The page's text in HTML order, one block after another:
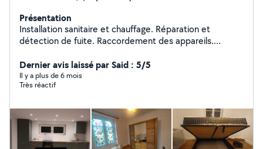
Présentation
Installation sanitaire et chauffage. Réparation et
détection de fuite. Raccordement des appareils.
Dernier avis laissé par Said : 5/5
Il y a plus de 6 mois
Très réactif